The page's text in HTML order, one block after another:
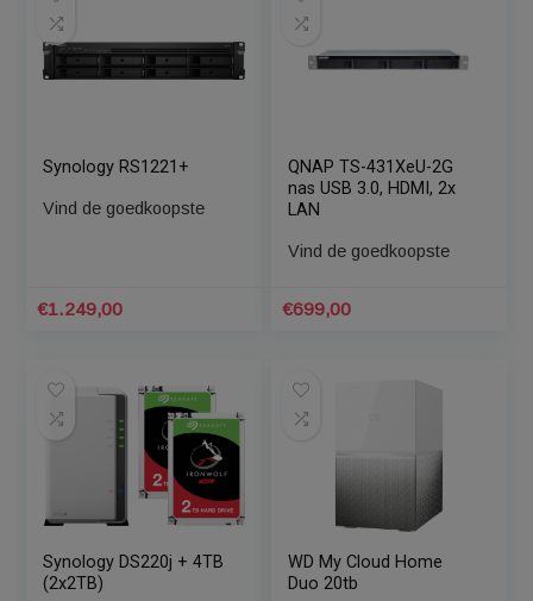
Synology DS220j NAS
€191,00
Synology Ds720+
€563,99
Synology RS1221+
Vind de goedkoopste
QNAP TS-431XeU-2G
nas USB 3.0, HDMI, 2x
LAN
Vind de goedkoopste